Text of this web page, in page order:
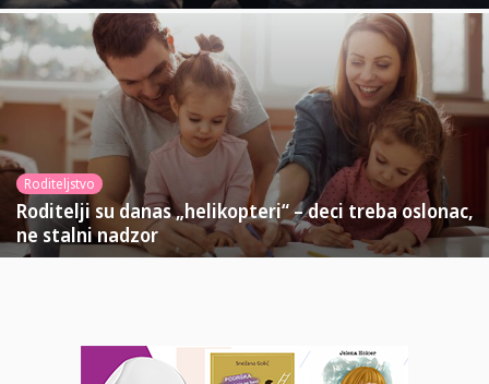
Roditeljstvo
Roditelji su danas „helikopteri“ – deci treba oslonac,
ne stalni nadzor